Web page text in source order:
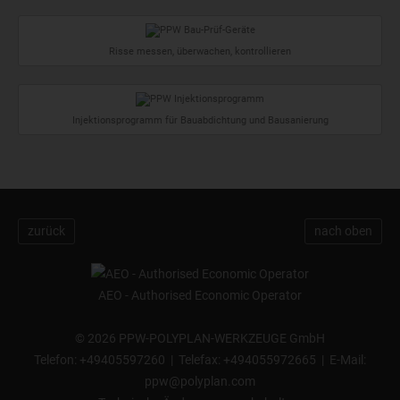
Risse messen, überwachen, kontrollieren
Injektionsprogramm für Bauabdichtung und Bausanierung
zurück nach oben
AEO - Authorised Economic Operator
© 2026 PPW-POLYPLAN-WERKZEUGE GmbH
Telefon: +49405597260 | Telefax: +494055972665 | E-Mail:
ppw@polyplan.com